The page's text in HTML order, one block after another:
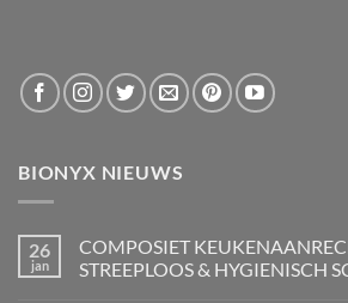
BIONYX NIEUWS
26
jan
COMPOSIET
STREEPLOOS & HYGIENISCH